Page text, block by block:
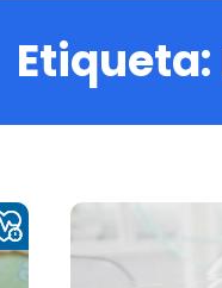
Etiqueta: